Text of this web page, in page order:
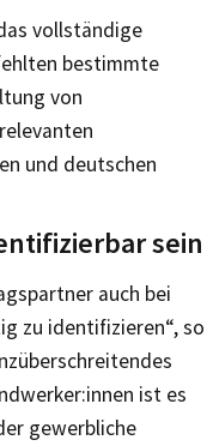
vollständige
bestimmte
von
und deutschen
sein
auch bei
zu identifizieren“, so
ist es
gewerbliche